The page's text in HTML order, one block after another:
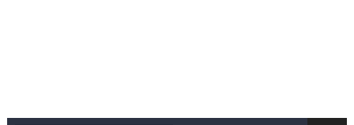
Un sismo de magnitud 3,4 se registra en una provincia